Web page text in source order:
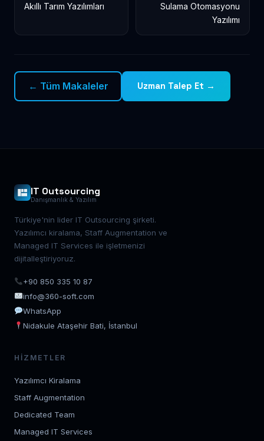
Akıllı Tarım Yazılımları
Sulama Otomasyonu
Yazılımı
← Tüm Makaleler Uzman Talep Et →
IT Outsourcing
Danışmanlık & Yazılım
Türkiye'nin lider IT Outsourcing şirketi.
Yazılımcı kiralama, Staff Augmentation ve
Managed IT Services ile işletmenizi
dijitalleştiriyoruz.
+90 850 335 10 87
info@360-soft.com
WhatsApp
Nidakule Ataşehir Bati, İstanbul
HIZMETLER
Yazılımcı Kiralama
Staff Augmentation
Dedicated Team
Managed IT Services